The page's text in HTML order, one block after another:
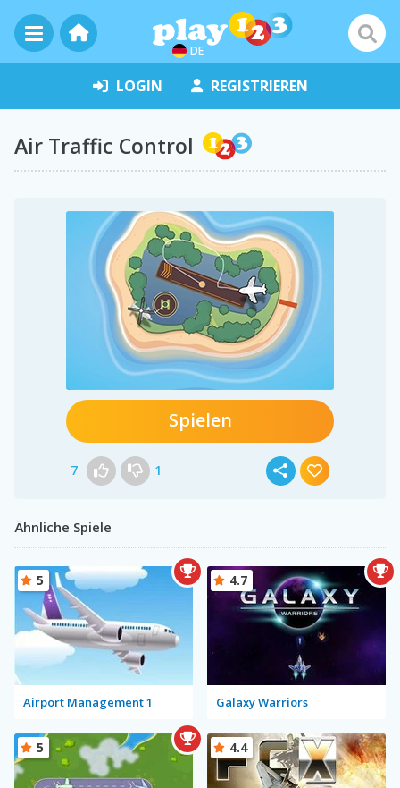
DE
LOGIN REGISTRIEREN
Air Traffic Control
Spielen
7 1
Ähnliche Spiele
Airport Management 1
5
Galaxy Warriors
4.7
5 4.4